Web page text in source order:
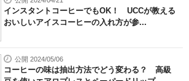
インスタントコーヒーでもOK！ UCCが教える
おいしいアイスコーヒーの入れ方が参...
公開 2024/05/06
コーヒーの味は抽出方法でどう変わる？ 高級